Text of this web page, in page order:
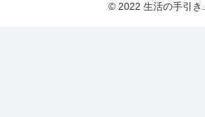
© 2022 生活の手引き.